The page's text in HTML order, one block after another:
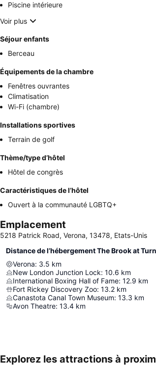
Piscine intérieure
Voir plus
Séjour enfants
Berceau
Équipements de la chambre
Fenêtres ouvrantes
Climatisation
Wi-Fi (chambre)
Installations sportives
Terrain de golf
Thème/type d’hôtel
Hôtel de congrès
Caractéristiques de l’hôtel
Ouvert à la communauté LGBTQ+
Emplacement
5218 Patrick Road, Verona, 13478, Etats-Unis
Distance de l’hébergement The Brook at
Verona: 3.5 km
New London Junction Lock: 10.6 km
International Boxing Hall of Fame: 12.9 km
Fort Rickey Discovery Zoo: 13.2 km
Canastota Canal Town Museum: 13.3 km
Avon Theatre: 13.4 km
Explorez les attractions à